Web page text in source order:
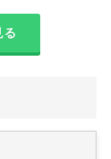
る